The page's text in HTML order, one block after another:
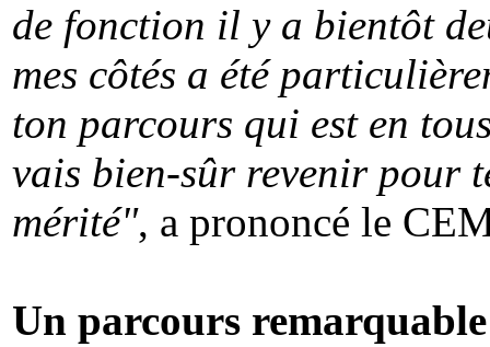
de fonction il y a bientôt
mes côtés a été
ton parcours qui est en
vais bien-sûr revenir pour
mérité", a prononcé le
Un parcours remarquable